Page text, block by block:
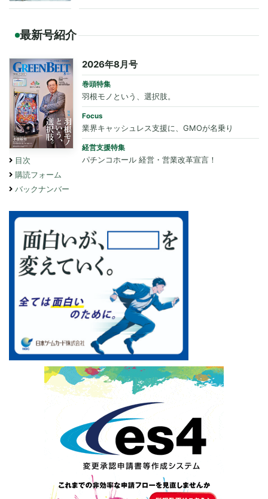
最新号紹介
目次
購読フォーム
バックナンバー
2026年8月号
巻頭特集
羽根モノという、選択肢。
Focus
業界キャッシュレス支援に、GMOが名乗り
経営支援特集
パチンコホール 経営・営業改革宣言！